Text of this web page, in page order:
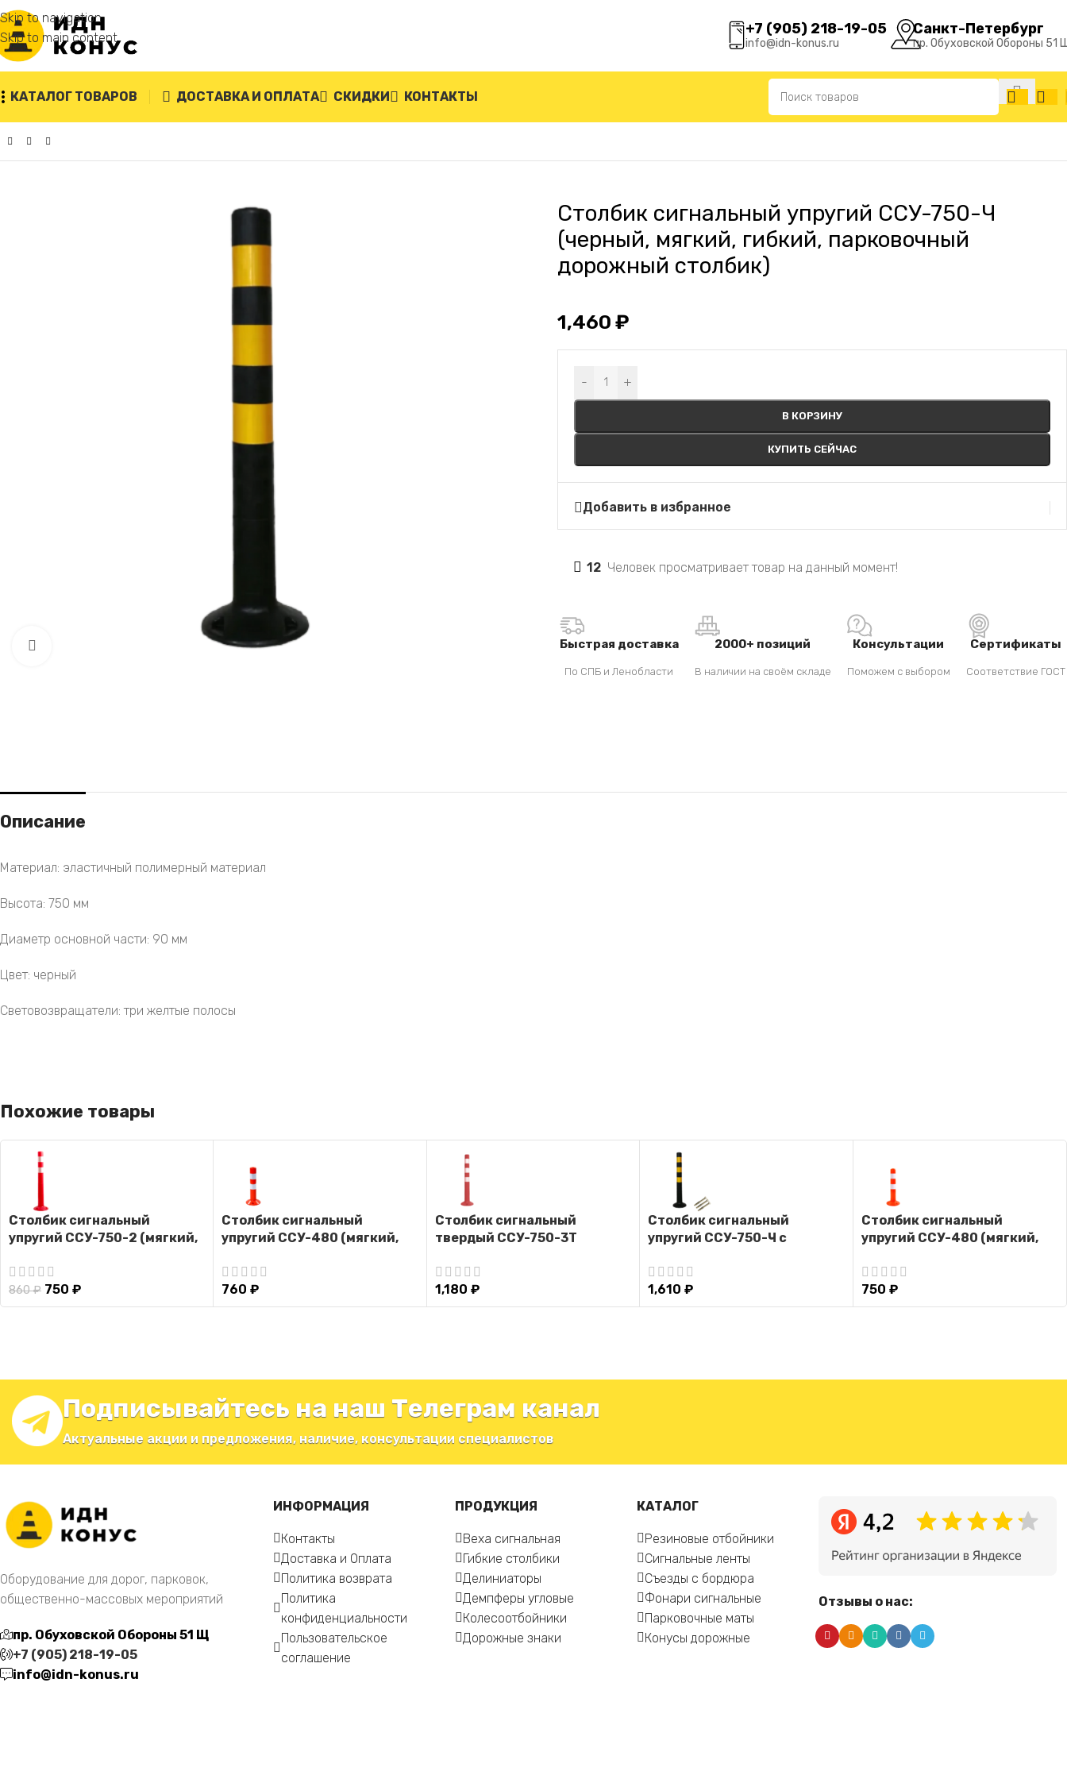
Skip to navigation
Skip to main content
+7 (905) 218-19-05
info@idn-konus.ru
Санкт-Петербург
пр. Обуховской Обороны 51
КАТАЛОГ ТОВАРОВ ДОСТАВКА И ОПЛАТА СКИДКИ
КОНТАКТЫ
Столбик сигнальный упругий ССУ-750-Ч (черный, мягкий, гибкий, парковочный дорожный столбик)
Нажмите, чтобы увеличить
Столбик сигнальный упругий ССУ-750-Ч
(черный, мягкий, гибкий, парковочный
дорожный столбик)
1,460 ₽
- +
В КОРЗИНУ
КУПИТЬ СЕЙЧАС
Alternative:
Добавить в избранное
12 Человек просматривает товар на данный момент!
Быстрая доставка
По СПБ и Ленобласти
2000+ позиций
В наличии на своём складе
Консультации
Поможем с выбором
Сертификаты
Соответствие ГОСТ
Описание
Материал: эластичный полимерный материал
Высота: 750 мм
Диаметр основной части: 90 мм
Цвет: черный
Световозвращатели: три желтые полосы
Похожие товары
Столбик сигнальный
упругий ССУ-750-2 (мягкий,
дорожный столбик)
860₽ 750 ₽
Столбик сигнальный
упругий ССУ-480 (мягкий,
дорожный столбик)
760₽
Столбик сигнальный
твердый ССУ-750-3Т
столбик)
1,180 ₽
Столбик сигнальный
упругий ССУ-750-Ч с
гибкий, парковочный
дорожный столбик)
1,610₽
Столбик сигнальный
упругий ССУ-480 (мягкий,
дорожный столбик)
750 ₽
Подписывайтесь на наш Телеграм канал
Актуальные акции и предложения, наличие, консультации специалистов
Оборудование для дорог, парковок,
общественно-массовых мероприятий
пр. Обуховской Обороны 51 Щ
+7 (905) 218-19-05
info@idn-konus.ru
ИНФОРМАЦИЯ
Контакты
Доставка и Оплата
Политика возврата
Политика
конфиденциальности
Пользовательское
соглашение
ПРОДУКЦИЯ
Веха сигнальная
Гибкие столбики
Делиниаторы
Демпферы угловые
Колесоотбойники
Дорожные знаки
КАТАЛОГ
Резиновые отбойники
Сигнальные ленты
Съезды с бордюра
Фонари сигнальные
Парковочные маты
Конусы дорожные
Отзывы о нас: